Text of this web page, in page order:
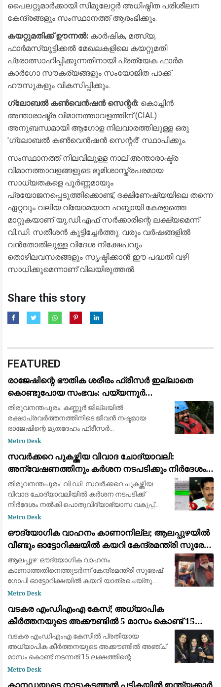
പൈലറ്റുമാർക്കായി സിമുലേറ്റർ അധിഷ്ഠിത പരിശീലന
കേന്ദ്രങ്ങളും സംസ്ഥാനത്ത് ആരംഭിക്കും.
കയറ്റുമതിക്ക് ഊന്നൽ: കാർഷിക, മത്സ്യ,
ഫാർമസ്യൂട്ടിക്കൽ മേഖലകളിലെ കയറ്റുമതി
പ്രോത്സാഹിപ്പിക്കുന്നതിനായി പ്രത്യേക ഫാർമ
കാർഗോ സൗകര്യങ്ങളും സംയോജിത പാക്ക്
ഹൗസുകളും വികസിപ്പിക്കും.
ഗ്ലോബൽ കൺവെൻഷൻ സെന്റർ: കൊച്ചിൻ
അന്താരാഷ്ട്ര വിമാനത്താവളത്തിന് (CIAL)
അനുബന്ധമായി ആഗോള നിലവാരത്തിലുള്ള ഒരു
'ഗ്ലോബൽ കൺവെൻഷൻ സെന്റർ' സ്ഥാപിക്കും.
​സംസ്ഥാനത്ത് നിലവിലുള്ള നാല് അന്താരാഷ്ട്ര
വിമാനത്താവളങ്ങളുടെ ഭൂമിശാസ്ത്രപരമായ
സാധ്യതകളെ പൂർണ്ണമായും
പ്രയോജനപ്പെടുത്തിക്കൊണ്ട്, ദക്ഷിണേഷ്യയിലെ തന്നെ
ഏറ്റവും വലിയ വ്യോമയാന ഹബ്ബായി കേരളത്തെ
മാറ്റുകയാണ് യു.ഡി.എഫ് സർക്കാരിന്റെ ലക്ഷ്യമെന്ന്
വി.ഡി. സതീശൻ കൂട്ടിച്ചേർത്തു. വരും വർഷങ്ങളിൽ
വൻതോതിലുള്ള വിദേശ നിക്ഷേപവും
തൊഴിലവസരങ്ങളും സൃഷ്ടിക്കാൻ ഈ പദ്ധതി വഴി
സാധിക്കുമെന്നാണ് വിലയിരുത്തൽ.
Share this story
FEATURED
രാജേഷിന്റെ ഭൗതിക ശരീരം ഫ്രീസർ ഇല്ലാതെ
കൊണ്ടുപോയ സംഭവം: പയ്യന്നൂർ
തഹസിൽദാറിനെ സസ്പെൻഡ് ചെയ്യാൻ
നിർദ്ദേശം
തിരുവനന്തപുരം: കണ്ണൂർ ജില്ലയിൽ
രക്ഷാപ്രവർത്തനത്തിനിടെ ജീവൻ നഷ്ടമായ
രാജേഷിന്റെ മൃതദേഹം ഫ്രീസർ
സൗകര്യമില്ലാതെ കൊണ്ടുപോയ സംഭവത്തിൽ
സസ്പെൻഡ് ചെയ്യാൻ നിർദ്ദേശം. ലാൻഡ്
റവന്യൂ
Metro Desk
സവർക്കറെ പുകഴ്ത്തിയ വിവാദ ചോദ്യാവലി:
അന്വേഷണത്തിനും കർശന നടപടിക്കും നിർദേശം
നൽകി വിദ്യാഭ്യാസ മന്ത്രി എൻ. ഷംസുദ്ദീൻ
തിരുവനന്തപുരം: വി.ഡി. സവർക്കറെ പുകഴ്ത്തിയ
വിവാദ ചോദ്യാവലിയിൽ കർശന നടപടിക്ക്
നിർദേശം നൽകി പൊതുവിദ്യാഭ്യാസ വകുപ്പ്
മന്ത്രി എൻ. ഷംസുദ്ദീൻ. അന്വേഷണം നടത്തി
സ്വീകരിക്കുവാൻ പൊ
Metro Desk
ഔദ്യോഗിക വാഹനം കാണാനില്ല; ആലപ്പുഴയിൽ
വീണ്ടും ഓട്ടോറിക്ഷയിൽ കയറി കേന്ദ്രമന്ത്രി സുരേഷ്
ഗോപി
ആലപ്പുഴ: ഔദ്യോഗിക വാഹനം
കാണാത്തതിനെത്തുടർന്ന് കേന്ദ്രമന്ത്രി സുരേഷ്
ഗോപി ഓട്ടോറിക്ഷയിൽ കയറി യാത്രചെയ്തു.
ആലപ്പുഴയിലായിരുന്നു സംഭവം. നേരത്തേ
വാഹനം കാണാത്തതിനെത്തു
Metro Desk
വടകര എംഡിഎംഎ കേസ്; അധ്യാപിക
കീർത്തനയുടെ അക്കൗണ്ടിൽ 5 മാസം കൊണ്ട് 15
ലക്ഷം രൂപയുടെ ഇടപാട്
വടകര എംഡിഎംഎ കേസിൽ പ്രതിയായ
അധ്യാപിക കീർത്തനയുടെ അക്കൗണ്ടിൽ അഞ്ച്
മാസം കൊണ്ട് നടന്നത് 15 ലക്ഷത്തിന്റെ
സാമ്പത്തിക ഇടപാടെന്ന് പൊലീസ്. അക്കൗണ്ടിൽ
Metro Desk